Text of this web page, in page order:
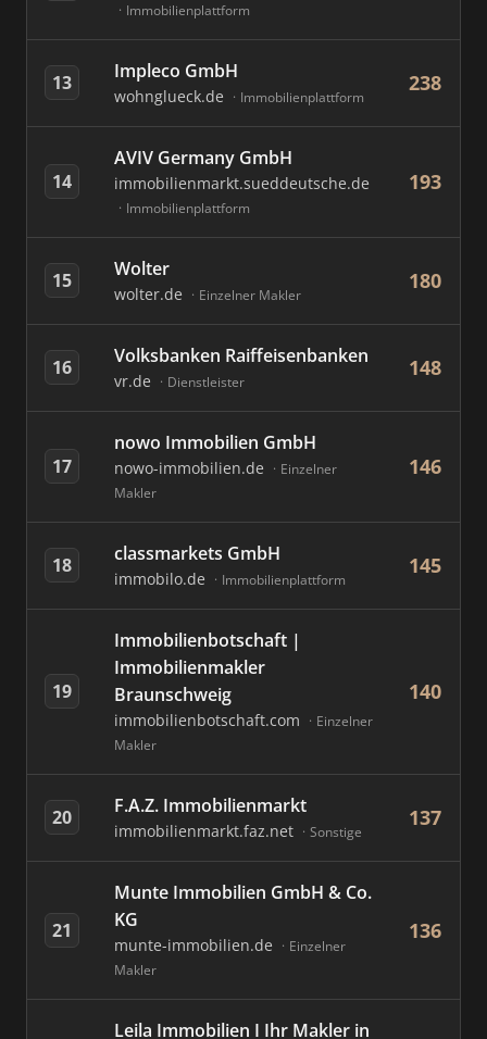
Immobilienplattform
13 Impleco GmbH
wohnglueck.de Immobilienplattform
238
14
AVIV Germany GmbH
immobilienmarkt.sueddeutsche.de
Immobilienplattform
193
15 Wolter
wolter.de Einzelner Makler
180
16 Volksbanken Raiffeisenbanken
vr.de Dienstleister
148
17
nowo Immobilien GmbH
nowo-immobilien.de
Einzelner
Makler
146
18 classmarkets GmbH
immobilo.de Immobilienplattform
145
19
Immobilienbotschaft |
Immobilienmakler
Braunschweig
immobilienbotschaft.com
Einzelner
Makler
140
20 F.A.Z. Immobilienmarkt
immobilienmarkt.faz.net Sonstige
137
21
Munte Immobilien GmbH & Co.
KG
munte-immobilien.de
Einzelner
Makler
136
Leila Immobilien I Ihr Makler in